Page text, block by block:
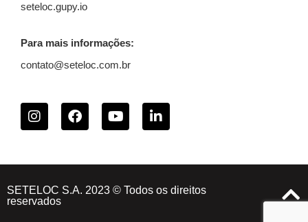
seteloc.gupy.io
Para mais informações:
contato@seteloc.com.br
SETELOC S.A. 2023 © Todos os direitos
reservados